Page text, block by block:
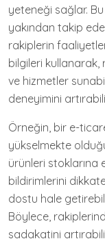
yeteneği sağlar.
yakından takip
rakiplerin
bilgileri
ve hizmetler
deneyimini
Örneğin, bir e-
yükselmekte
ürünleri stoklarına
bildirimlerini
dostu hale
Böylece,
sadakatini